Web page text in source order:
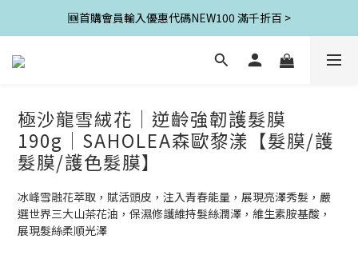
🆕首購會員輸入優惠代碼NEW100 滿千折百 >
極沙龍雪絨花│逆齡強韌護髮膜
190g│SAHOLEA森歐黎漾【髮膜/護
髮膜/護色髮膜】
冰峰雪融花萃取，賦活頭皮，注入青春能量，展現亮澤秀髮，嚴
選世界三大山茶花油，保濕修護維持髮絲潤澤，維生素胺基酸，
展現髮絲柔順光澤